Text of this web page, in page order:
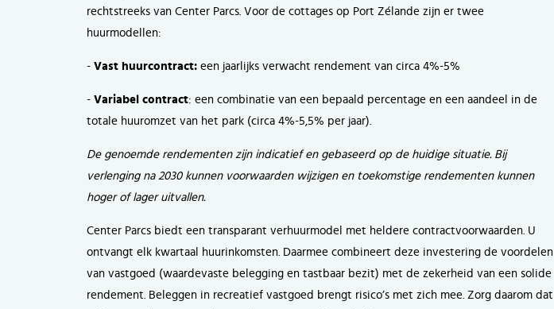
rechtstreeks van Center Parcs. Voor de cottages op Port Zélande zijn er twee
huurmodellen:
- Vast huurcontract: een jaarlijks verwacht rendement van circa 4%-5%
- Variabel contract: een combinatie van een bepaald percentage en een aandeel in de
totale huuromzet van het park (circa 4%-5,5% per jaar).
De genoemde rendementen zijn indicatief en gebaseerd op de huidige situatie. Bij
verlenging na 2030 kunnen voorwaarden wijzigen en toekomstige rendementen kunnen
hoger of lager uitvallen.
Center Parcs biedt een transparant verhuurmodel met heldere contractvoorwaarden. U
ontvangt elk kwartaal huurinkomsten. Daarmee combineert deze investering de voordelen
van vastgoed (waardevaste belegging en tastbaar bezit) met de zekerheid van een solide
rendement. Beleggen in recreatief vastgoed brengt risico’s met zich mee. Zorg daarom dat